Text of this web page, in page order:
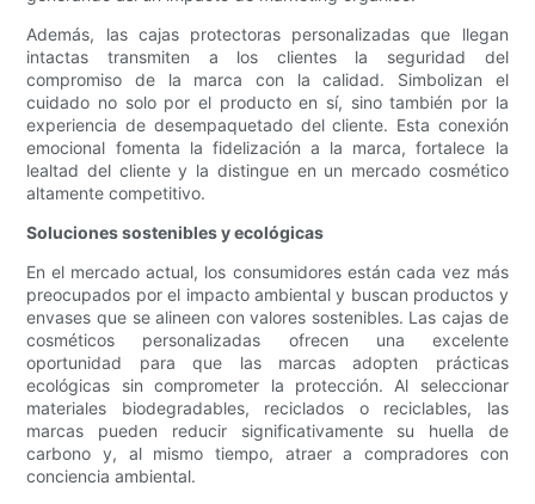
Además, las cajas protectoras personalizadas que llegan
intactas transmiten a los clientes la seguridad del
compromiso de la marca con la calidad. Simbolizan el
cuidado no solo por el producto en sí, sino también por la
experiencia de desempaquetado del cliente. Esta conexión
emocional fomenta la fidelización a la marca, fortalece la
lealtad del cliente y la distingue en un mercado cosmético
altamente competitivo.
Soluciones sostenibles y ecológicas
En el mercado actual, los consumidores están cada vez más
preocupados por el impacto ambiental y buscan productos y
envases que se alineen con valores sostenibles. Las cajas de
cosméticos personalizadas ofrecen una excelente
oportunidad para que las marcas adopten prácticas
ecológicas sin comprometer la protección. Al seleccionar
materiales biodegradables, reciclados o reciclables, las
marcas pueden reducir significativamente su huella de
carbono y, al mismo tiempo, atraer a compradores con
conciencia ambiental.